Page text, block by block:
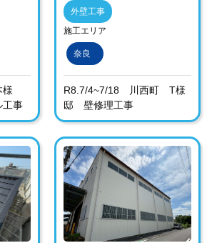
事
外壁工事
施工エリア
奈良
R8.7/4~7/18 川西町 T様
邸 壁修理工事